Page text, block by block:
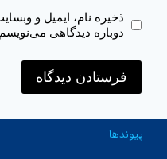
ذخیره نام، ایمیل و
دوباره دیدگاهی
پیوندها